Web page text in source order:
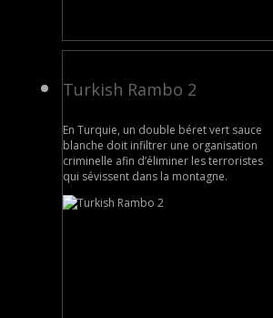
Turkish Rambo 2
En Turquie, un double béret vert sauce
blanche doit infiltrer une organisation
criminelle afin d’éliminer les terroristes
qui sévissent dans la montagne.